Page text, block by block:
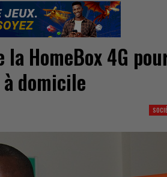
HomeBox 4G
domicile